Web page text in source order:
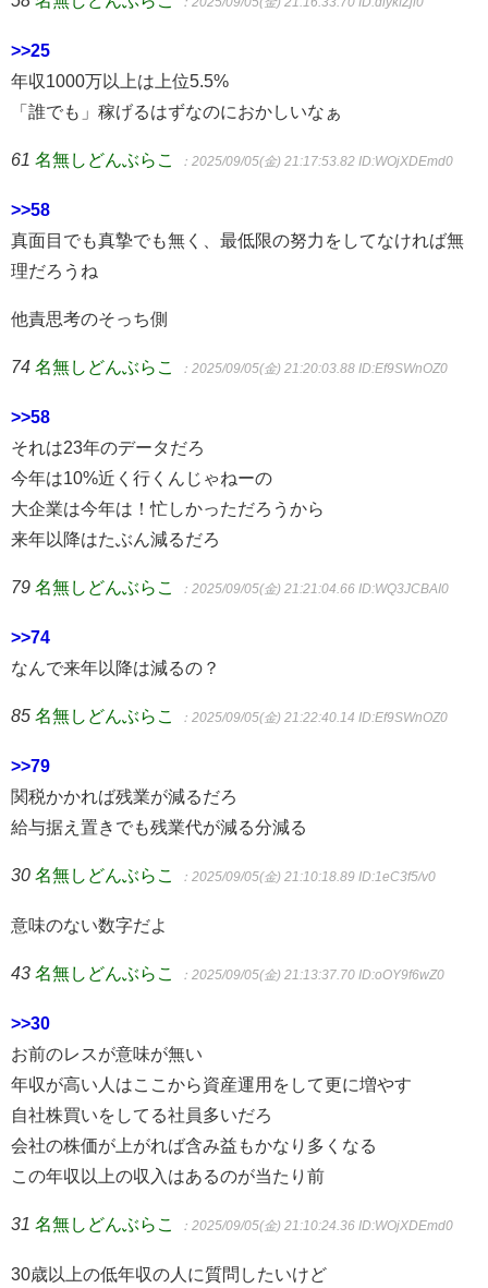
：2025/09/05(金) 21:16:33.70 ID:dlykfZjl0
>>25
年収1000万以上は上位5.5%
「誰でも」稼げるはずなのにおかしいなぁ
61 名無しどんぶらこ ：2025/09/05(金) 21:17:53.82 ID:WOjXDEmd0
>>58
真面目でも真摯でも無く、最低限の努力をしてなければ無
理だろうね
他責思考のそっち側
74 名無しどんぶらこ ：2025/09/05(金) 21:20:03.88 ID:Ef9SWnOZ0
>>58
それは23年のデータだろ
今年は10%近く行くんじゃねーの
大企業は今年は！忙しかっただろうから
来年以降はたぶん減るだろ
79 名無しどんぶらこ ：2025/09/05(金) 21:21:04.66 ID:WQ3JCBAI0
>>74
なんで来年以降は減るの？
85 名無しどんぶらこ ：2025/09/05(金) 21:22:40.14 ID:Ef9SWnOZ0
>>79
関税かかれば残業が減るだろ
給与据え置きでも残業代が減る分減る
30 名無しどんぶらこ ：2025/09/05(金) 21:10:18.89 ID:1eC3f5/v0
意味のない数字だよ
43 名無しどんぶらこ ：2025/09/05(金) 21:13:37.70 ID:oOY9f6wZ0
>>30
お前のレスが意味が無い
年収が高い人はここから資産運用をして更に増やす
自社株買いをしてる社員多いだろ
会社の株価が上がれば含み益もかなり多くなる
この年収以上の収入はあるのが当たり前
31 名無しどんぶらこ ：2025/09/05(金) 21:10:24.36 ID:WOjXDEmd0
30歳以上の低年収の人に質問したいけど